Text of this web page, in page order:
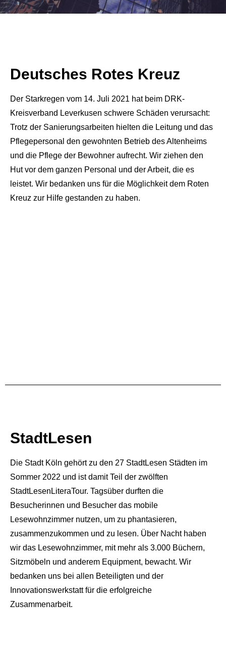
Deutsches Rotes Kreuz
Der Starkregen vom 14. Juli 2021 hat beim DRK-
Kreisverband Leverkusen schwere Schäden verursacht:
Trotz der Sanierungsarbeiten hielten die Leitung und das
Pflegepersonal den gewohnten Betrieb des Altenheims
und die Pflege der Bewohner aufrecht. Wir ziehen den
Hut vor dem ganzen Personal und der Arbeit, die es
leistet. Wir bedanken uns für die Möglichkeit dem Roten
Kreuz zur Hilfe gestanden zu haben.
StadtLesen
Die Stadt Köln gehört zu den 27 StadtLesen Städten im
Sommer 2022 und ist damit Teil der zwölften
StadtLesenLiteraTour. Tagsüber durften die
Besucherinnen und Besucher das mobile
Lesewohnzimmer nutzen, um zu phantasieren,
zusammenzukommen und zu lesen. Über Nacht haben
wir das Lesewohnzimmer, mit mehr als 3.000 Büchern,
Sitzmöbeln und anderem Equipment, bewacht. Wir
bedanken uns bei allen Beteiligten und der
Innovationswerkstatt für die erfolgreiche
Zusammenarbeit.